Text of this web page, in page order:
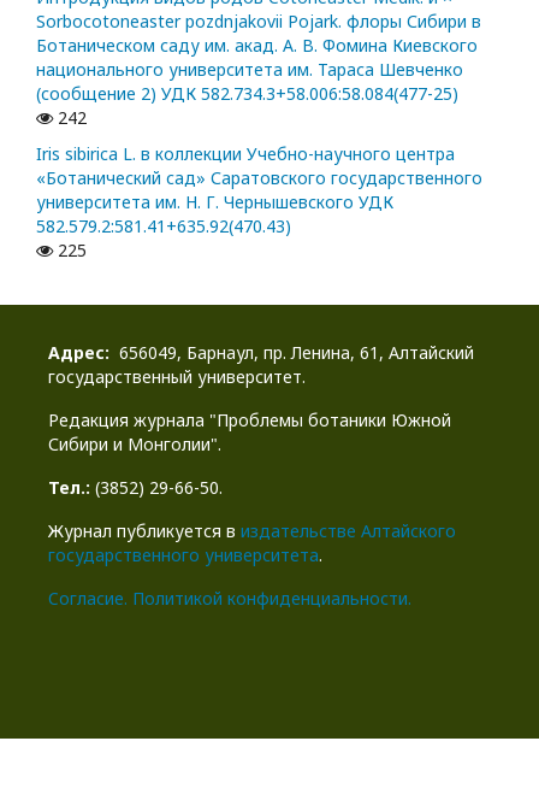
Sorbocotoneaster pozdnjakovii Pojark. флоры Сибири в
Ботаническом саду им. акад. А. В. Фомина Киевского
национального университета им. Тараса Шевченко
(сообщение 2) УДК 582.734.3+58.006:58.084(477-25)
242
Iris sibirica L. в коллекции Учебно-научного центра
«Ботанический сад» Саратовского государственного
университета им. Н. Г. Чернышевского УДК
582.579.2:581.41+635.92(470.43)
225
Адрес: 656049, Барнаул, пр. Ленина, 61, Алтайский
государственный университет.
Редакция журнала "Проблемы ботаники Южной
Сибири и Монголии".
Тел.: (3852) 29-66-50.
Журнал публикуется в издательстве Алтайского
государственного университета.
Cогласие. Политикой конфиденциальности.